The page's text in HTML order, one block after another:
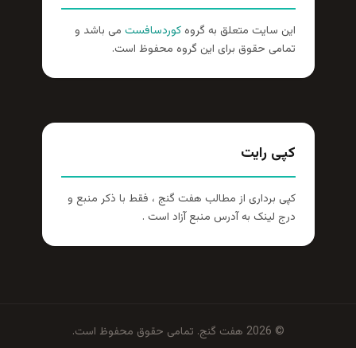
این سایت متعلق به گروهکوردسافست می باشد و
تمامی حقوق برای این گروه محفوظ است.
کپی رایت
کپی برداری از مطالب هفت گنج ، فقط با ذکر منبع و
درج لینک به آدرس منبع آزاد است .
© 2026 هفت گنج. تمامی حقوق محفوظ است.